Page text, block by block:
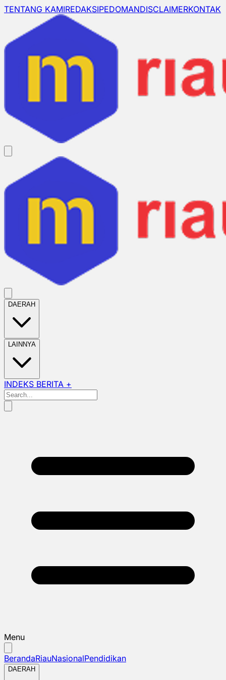
TENTANG KAMIREDAKSIPEDOMANDISCLAIMERKONTAK
DAERAH
LAINNYA
INDEKS BERITA +
Menu
BerandaRiauNasionalPendidikan
DAERAH